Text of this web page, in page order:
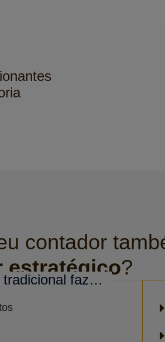
contador
estratégico?
tradicional faz…